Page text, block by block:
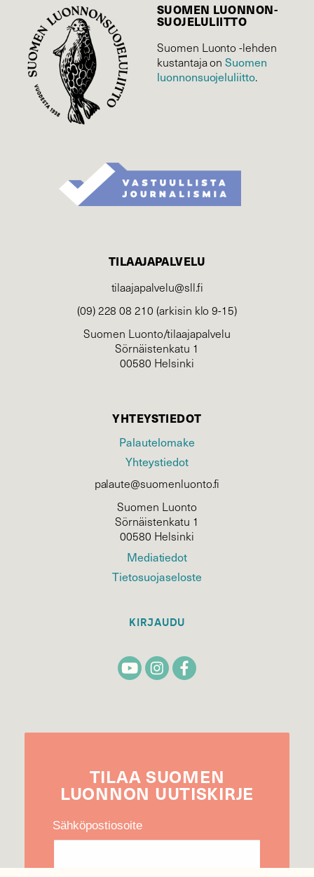
SUOMEN LUONNON­
SUOJELU­LIITTO
Suomen Luonto -lehden
kustantaja onSuomen
luonnonsuojelu­liitto.
TILAAJAPALVELU
tilaajapalvelu@sll.fi
(09) 228 08 210 (arkisin klo 9-15)
Suomen Luonto/tilaajapalvelu
Sörnäistenkatu 1
00580 Helsinki
YHTEYSTIEDOT
Palautelomake
Yhteystiedot
palaute@suomenluonto.fi
Suomen Luonto
Sörnäistenkatu 1
00580 Helsinki
Mediatiedot
Tietosuojaseloste
KIRJAUDU
TILAA SUOMEN
LUONNON UUTIS­KIRJE
Sähköpostiosoite